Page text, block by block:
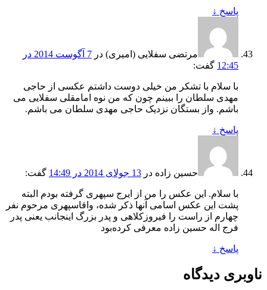
پاسخ ↓
مرتضی سفلایی (امیری) در
7 آگوست 2014 در
12:45 گفت:
با سلام با تشکر من خیلی دوست داشتم عکسی از حاجی
مهدی سلطان را ببینم چون که من نوه امامقلی سفلایی می
باشم. واز بستگان نزدیک حاجی مهدی سلطان می باشم.
پاسخ ↓
حسین زاده در 13 جولای 2014 در 14:49 گفت:
با سلام. این عکس را من از ایرج سپهری گرفته بودم البته
پشت این عکس اسامی آنها ذکر شده، واقاسپهری مرحوم نفر
چهارم از راست را فیروزکلاهی و پدر بزرگ اینجانب یعنی پدر
فرج اله حسین زاده معرفی کرده‌بود
پاسخ ↓
ناوبری دیدگاه